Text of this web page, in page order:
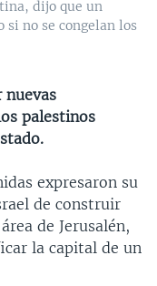
dijo que un
si no se congelan los
nuevas
palestinos
expresaron su
de construir
de Jerusalén,
la capital de un